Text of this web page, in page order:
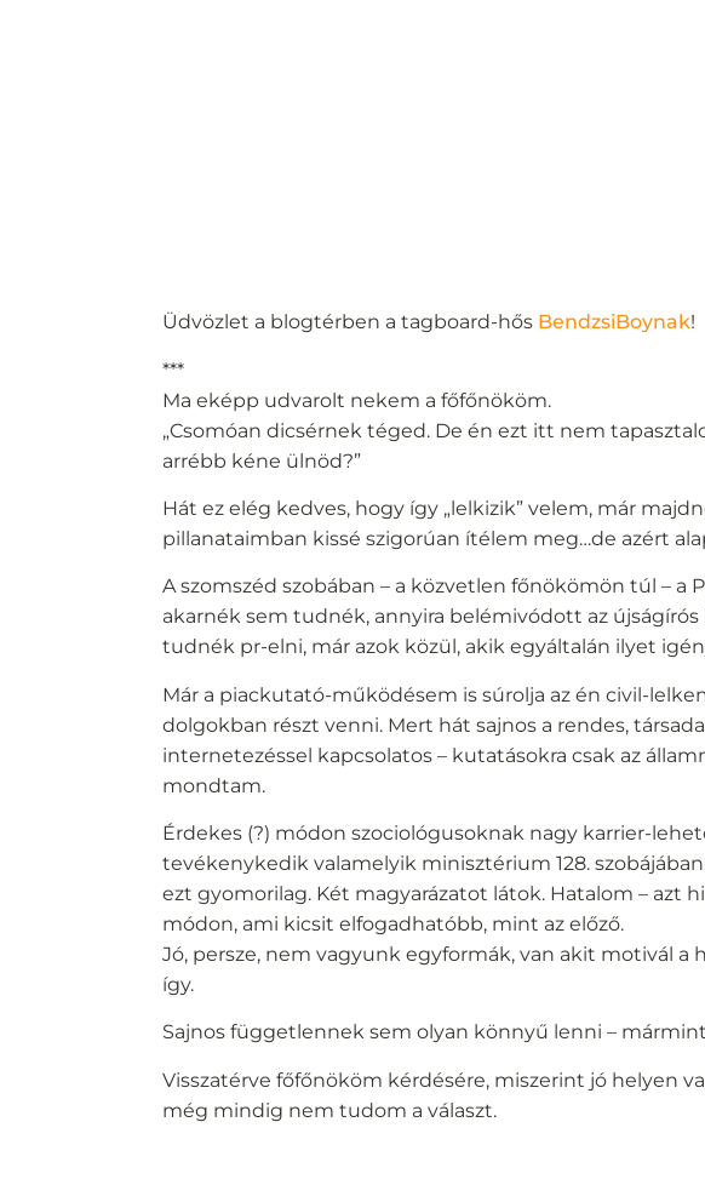
Üdvözlet a blogtérben a tagboard-hős BendzsiBoynak!
***
Ma eképp udvarolt nekem a főfőnököm.
„Csomóan dicsérnek téged. De én ezt itt nem
arrébb kéne ülnöd?”
Hát ez elég kedves, hogy így „lelkizik” velem, már
pillanataimban kissé szigorúan ítélem meg…de azért
A szomszéd szobában – a közvetlen főnökömön túl –
akarnék sem tudnék, annyira belémivódott az
tudnék pr-elni, már azok közül, akik egyáltalán ilyet
Már a piackutató-működésem is súrolja az én civil-
dolgokban részt venni. Mert hát sajnos a rendes,
internetezéssel kapcsolatos – kutatásokra csak az
mondtam.
Érdekes (?) módon szociológusoknak nagy karrier-
tevékenykedik valamelyik minisztérium 128.
ezt gyomorilag. Két magyarázatot látok. Hatalom – azt
módon, ami kicsit elfogadhatóbb, mint az előző.
Jó, persze, nem vagyunk egyformák, van akit motivál
így.
Sajnos függetlennek sem olyan könnyű lenni –
Visszatérve főfőnököm kérdésére, miszerint jó helyen
még mindig nem tudom a választ.